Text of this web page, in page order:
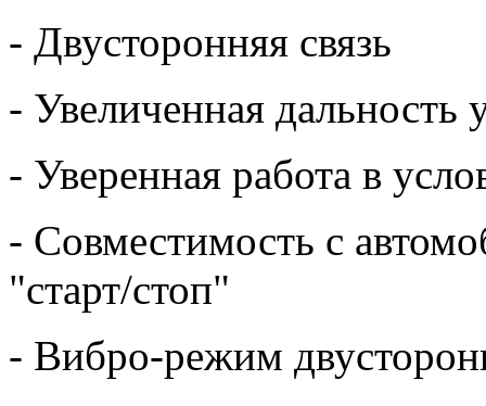
- Двусторонняя связь
- Увеличенная дальность
- Уверенная работа в
- Совместимость с
"старт/стоп"
- Вибро-режим